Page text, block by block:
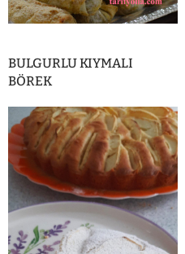
BULGURLU KIYMALI
BÖREK